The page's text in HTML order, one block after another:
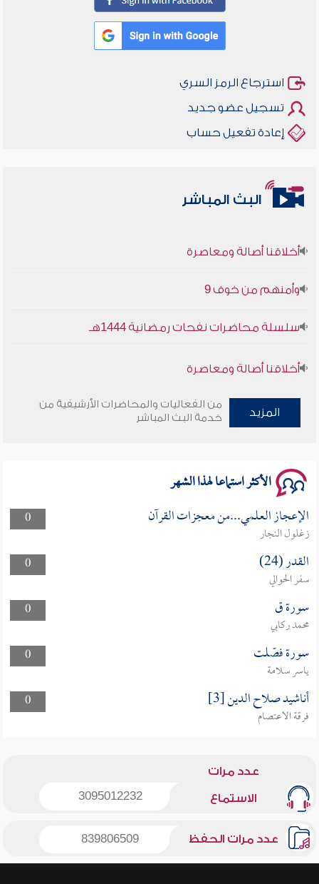
استرجاع الرمز السري
تسجيل عضو جديد
إعادة تفعيل حساب
البث المباشر
أخلاقنا أصالة ومعاصرة
وأمنهم من خوف 9
أخلاقنا أصالة ومعاصرة
وأمنهم من خوف 9
المزيد
من الفعاليات والمحاضرات الأرشيفية من
خدمة البث المباشر
الأكثر استماعا لهذا الشهر
0 الإعجاز العلمي...من معجزات القرآن
زغلول النجار
0
القدر (24)
سفر الحوالي
0
سورة ق
محمد ركابي
0
سورة فصّلت
ياسر سلامة
0
أناشيد صلاح الدين [3]
فرقة الاعتصام
عدد مرات
الاستماع 3095012232
عدد مرات الحفظ 839806509